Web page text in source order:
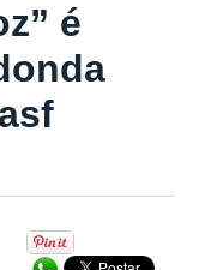
é
Compartilhar no